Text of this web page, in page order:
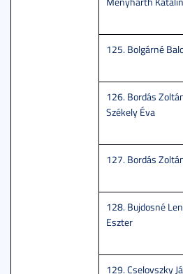
125. Bolgárné
126. Bordás
Székely Éva
127. Bordás
128. Bujdosné
Eszter
129. Cselovszky